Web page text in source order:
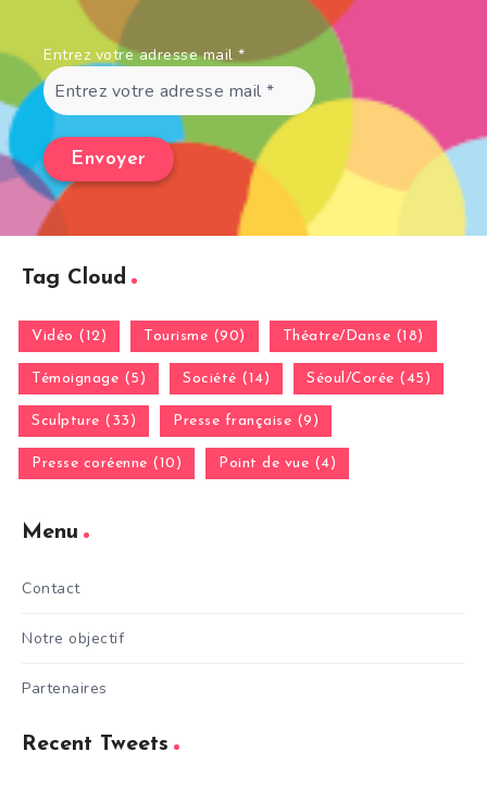
Entrez votre adresse mail *
Tag Cloud
Vidéo (12) Tourisme (90) Théatre/Danse (18)
Témoignage (5) Société (14) Séoul/Corée (45)
Sculpture (33) Presse française (9)
Presse coréenne (10) Point de vue (4)
Menu
Contact
Notre objectif
Partenaires
Recent Tweets